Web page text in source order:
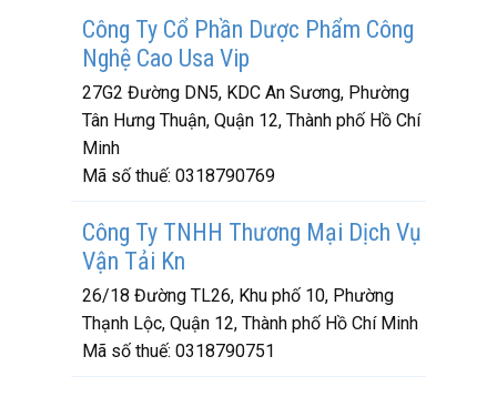
Công Ty Cổ Phần Dược Phẩm Công
Nghệ Cao Usa Vip
27G2 Đường DN5, KDC An Sương, Phường
Tân Hưng Thuận, Quận 12, Thành phố Hồ Chí
Minh
Mã số thuế: 0318790769
Công Ty TNHH Thương Mại Dịch Vụ
Vận Tải Kn
26/18 Đường TL26, Khu phố 10, Phường
Thạnh Lộc, Quận 12, Thành phố Hồ Chí Minh
Mã số thuế: 0318790751